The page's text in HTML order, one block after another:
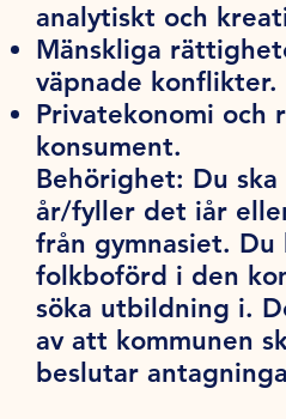
analytiskt och
Mänskliga
väpnade konflikter.
Privatekonomi och
konsument.
Behörighet: Du
år/fyller det iår
från gymnasiet. Du
folkboförd i den
söka utbildning i.
av att kommunen
beslutar